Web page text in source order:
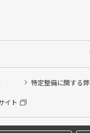
特定整備に関する
イト